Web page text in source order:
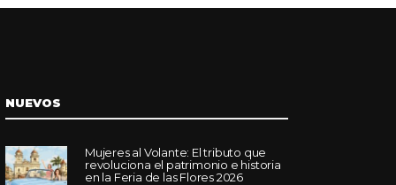
NUEVOS
Mujeres al Volante: El tributo que
revoluciona el patrimonio e historia
en la Feria de las Flores 2026